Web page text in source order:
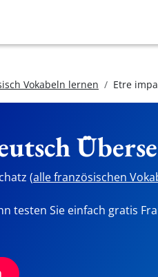
Vokabeln lernen Etre
(alle französischen
testen Sie einfach gratis